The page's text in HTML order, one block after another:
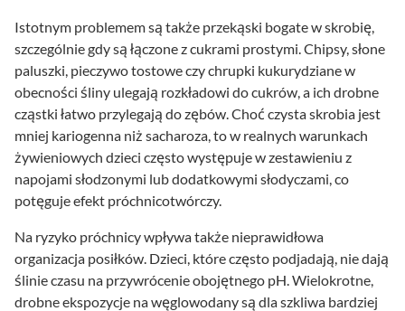
Istotnym problemem są także przekąski bogate w skrobię,
szczególnie gdy są łączone z cukrami prostymi. Chipsy, słone
paluszki, pieczywo tostowe czy chrupki kukurydziane w
obecności śliny ulegają rozkładowi do cukrów, a ich drobne
cząstki łatwo przylegają do zębów. Choć czysta skrobia jest
mniej kariogenna niż sacharoza, to w realnych warunkach
żywieniowych dzieci często występuje w zestawieniu z
napojami słodzonymi lub dodatkowymi słodyczami, co
potęguje efekt próchnicotwórczy.
Na ryzyko próchnicy wpływa także nieprawidłowa
organizacja posiłków. Dzieci, które często podjadają, nie dają
ślinie czasu na przywrócenie obojętnego pH. Wielokrotne,
drobne ekspozycje na węglowodany są dla szkliwa bardziej